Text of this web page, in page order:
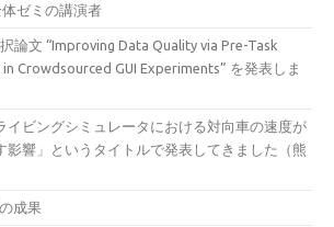
ゼミの講演者
論文 “Improving Data Quality via Pre-Task
Crowdsourced GUI Experiments” を発表しま
イビングシミュレータにおける対向車の速度が
影響」というタイトルで発表してきました（熊
成果